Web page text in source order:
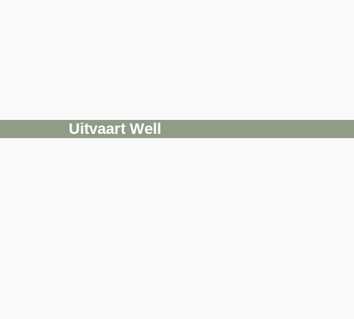
Uitvaart Well